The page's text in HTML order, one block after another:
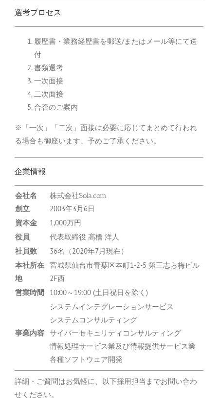
選考プロセス
履歴書・業務経歴書を郵送/またはメール等にて送
付
書類選考
一次面接
二次面接
合否のご案内
※「一次」「二次」面接は必要に応じてまとめて行われ
る場合も御座います、予めご了承ください。
企業情報
会社名 株式会社Sola.com
創立
2003年3月6日
資本金
1,000万円
役員
代表取締役 高橋 洋人
社員数
36名（2020年7月現在）
本社所在
地
宮城県仙台市青葉区本町1-2-5 第三志ら梅ビル
2F西
営業時間
10:00～19:00 (土日祝日を除く)
事業内容
システムインテグレーションサービス
システムコンサルティング
サイバーセキュリティコンサルティング
情報処理サービス業及び情報提供サービス業
各種ソフトウェア開発
詳細・ご質問はお気軽に、以下採用担当までお問い合わ
せください。